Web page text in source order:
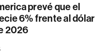
prevé que el
6% frente al dólar
2026